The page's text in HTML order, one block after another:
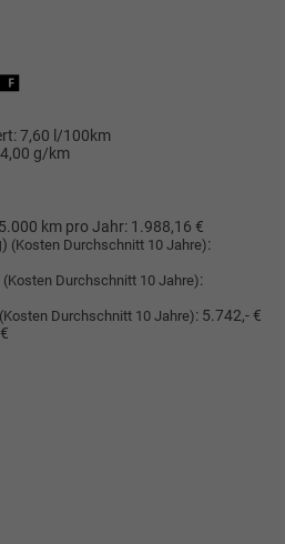
7,60 l/100km
g/km
km pro Jahr: 1.988,16 €
(Kosten Durchschnitt 10 Jahre):
(Kosten Durchschnitt 10 Jahre):
(Kosten Durchschnitt 10 Jahre): 5.742,- €